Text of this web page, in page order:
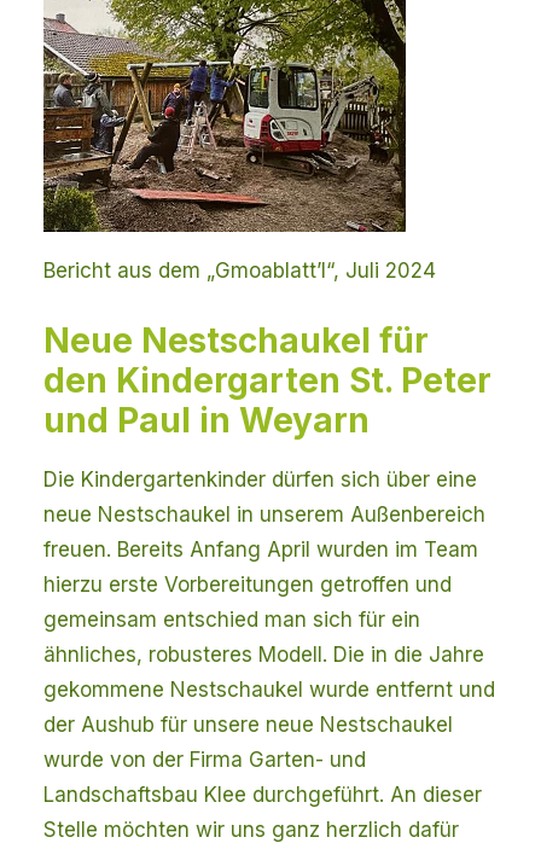
Bericht aus dem „Gmoablatt’l“, Juli 2024
Neue Nestschaukel für
den Kindergarten St. Peter
und Paul in Weyarn
Die Kindergartenkinder dürfen sich über eine
neue Nestschaukel in unserem Außenbereich
freuen. Bereits Anfang April wurden im Team
hierzu erste Vorbereitungen getroffen und
gemeinsam entschied man sich für ein
ähnliches, robusteres Modell. Die in die Jahre
gekommene Nestschaukel wurde entfernt und
der Aushub für unsere neue Nestschaukel
wurde von der Firma Garten- und
Landschaftsbau Klee durchgeführt. An dieser
Stelle möchten wir uns ganz herzlich dafür